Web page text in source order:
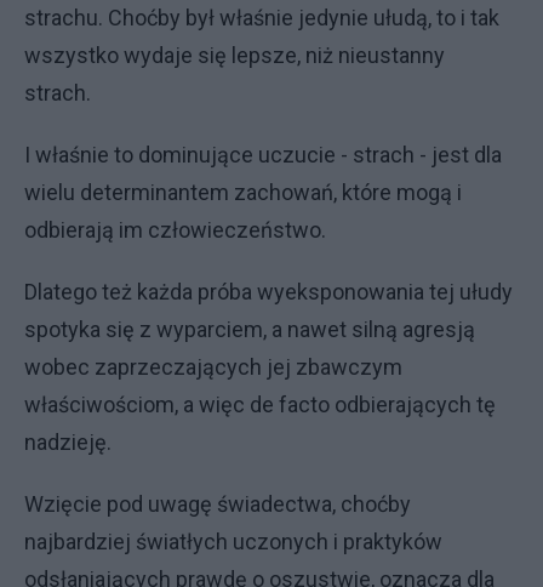
strachu. Choćby był właśnie jedynie ułudą, to i tak
wszystko wydaje się lepsze, niż nieustanny
strach.
I właśnie to dominujące uczucie - strach - jest dla
wielu determinantem zachowań, które mogą i
odbierają im człowieczeństwo.
Dlatego też każda próba wyeksponowania tej ułudy
spotyka się z wyparciem, a nawet silną agresją
wobec zaprzeczających jej zbawczym
właściwościom, a więc de facto odbierających tę
nadzieję.
Wzięcie pod uwagę świadectwa, choćby
najbardziej światłych uczonych i praktyków
odsłaniających prawdę o oszustwie, oznacza dla